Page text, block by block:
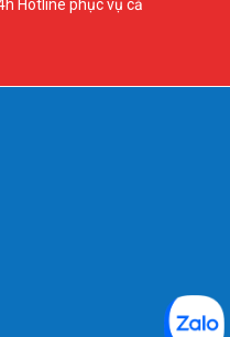
Hotline phục vụ cả